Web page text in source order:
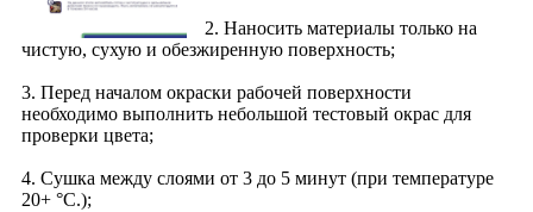
2. Наносить материалы только на
чистую, сухую и обезжиренную поверхность;
3. Перед началом окраски рабочей поверхности
необходимо выполнить небольшой тестовый окрас для
проверки цвета;
4. Сушка между слоями от 3 до 5 минут (при температуре
20+ °С.);